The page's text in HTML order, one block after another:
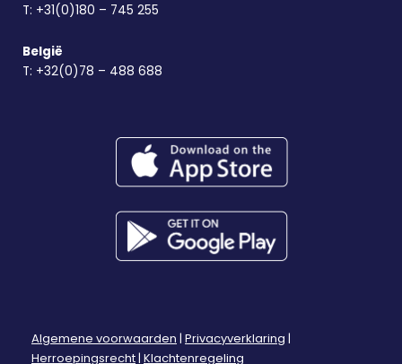
T: +31(0)180 – 745 255
België
T: +32(0)78 – 488 688
Algemene voorwaarden | Privacyverklaring |
Herroepingsrecht| Klachtenregeling